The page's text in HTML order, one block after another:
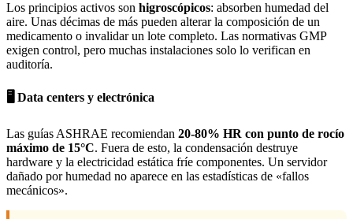
Los principios activos son higroscópicos: absorben humedad del
aire. Unas décimas de más pueden alterar la composición de un
medicamento o invalidar un lote completo. Las normativas GMP
exigen control, pero muchas instalaciones solo lo verifican en
auditoría.
🖥️ Data centers y electrónica
Las guías ASHRAE recomiendan 20-80% HR con punto de rocío
máximo de 15°C. Fuera de esto, la condensación destruye
hardware y la electricidad estática fríe componentes. Un servidor
dañado por humedad no aparece en las estadísticas de «fallos
mecánicos».